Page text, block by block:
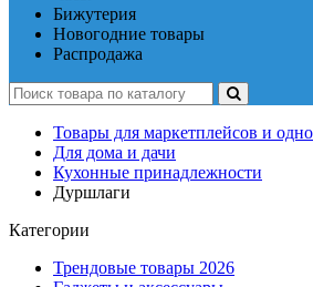
Бижутерия
Новогодние товары
Распродажа
Товары для маркетплейсов и
Для дома и дачи
Кухонные принадлежности
Дуршлаги
Категории
Трендовые товары 2026